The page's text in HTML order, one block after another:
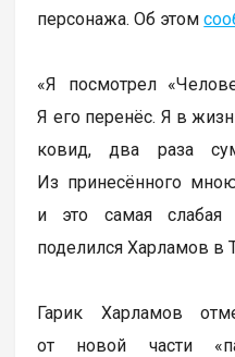
персонажа. Об этом
«Я посмотрел
Я его перенёс. Я в
ковид, два раза
Из принесённого
и это самая
поделился Харламов в
Гарик Харламов
от новой части